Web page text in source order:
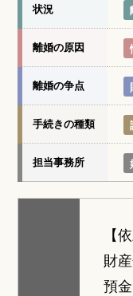
状況
離婚の原因
離婚の争点
手続きの種類
担当事務所
【
財
預